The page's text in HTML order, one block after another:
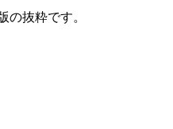
の抜粋です。